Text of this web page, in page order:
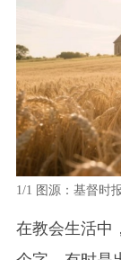
1/1 图源：基督时
在教会生活中